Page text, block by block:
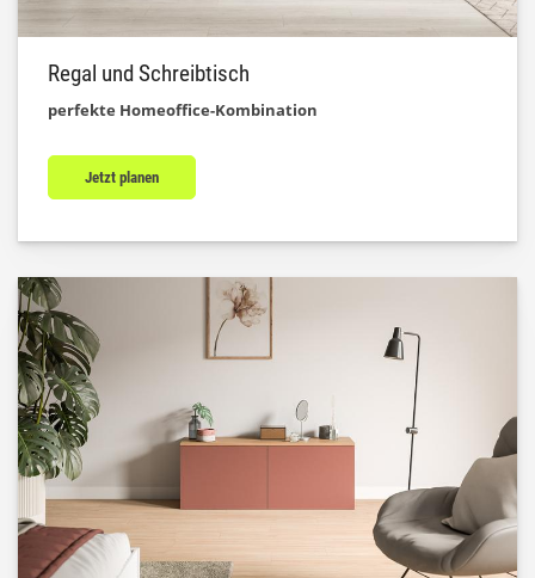
Regal und Schreibtisch
perfekte Homeoffice-Kombination
Jetzt planen